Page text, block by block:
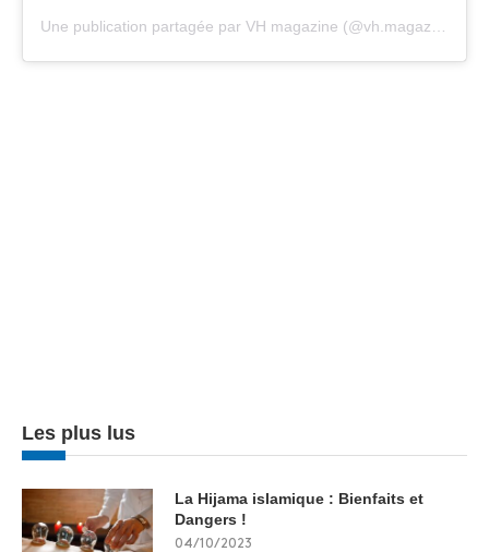
Une publication partagée par VH magazine (@vh.magazine)
Les plus lus
La Hijama islamique : Bienfaits et
Dangers !
04/10/2023